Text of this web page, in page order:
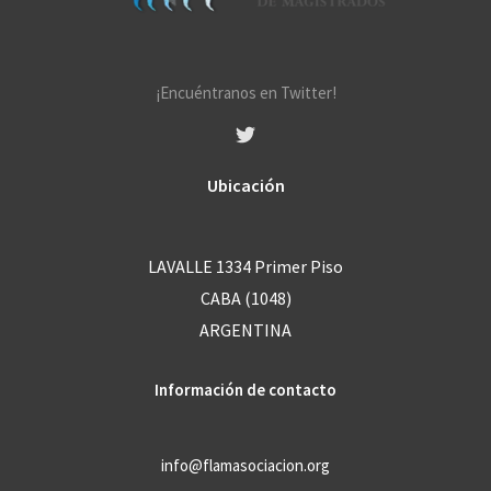
¡Encuéntranos en Twitter!
Ubicación
LAVALLE 1334 Primer Piso
CABA (1048)
ARGENTINA
Información de contacto
info@flamasociacion.org